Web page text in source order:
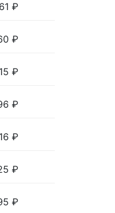
₽
₽
₽
₽
₽
₽
₽